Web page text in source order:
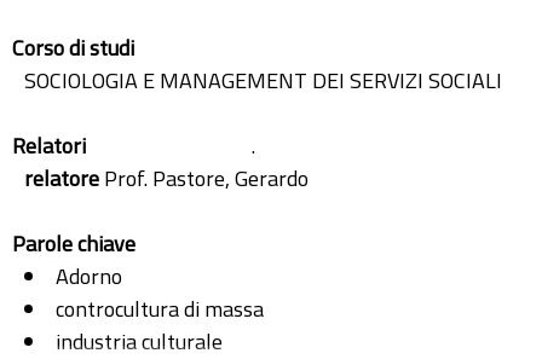
Corso di studi
SOCIOLOGIA E MANAGEMENT DEI SERVIZI SOCIALI
Relatori
.
relatoreProf. Pastore, Gerardo
Parole chiave
Adorno
controcultura di massa
industria culturale